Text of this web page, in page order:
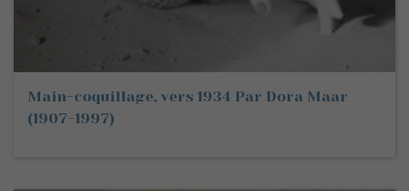
Main-coquillage, vers 1934 Par Dora Maar
(1907-1997)